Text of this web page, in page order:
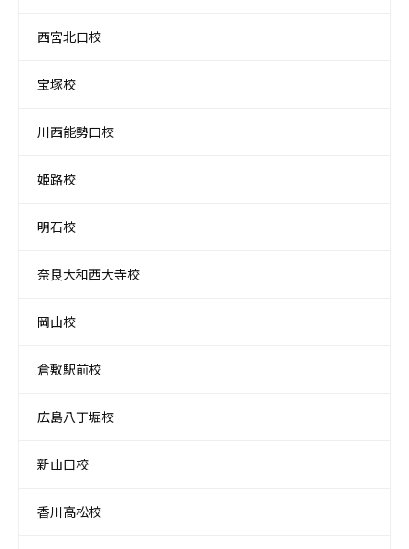
西宮北口校
宝塚校
川西能勢口校
姫路校
明石校
奈良大和西大寺校
岡山校
倉敷駅前校
広島八丁堀校
新山口校
香川高松校